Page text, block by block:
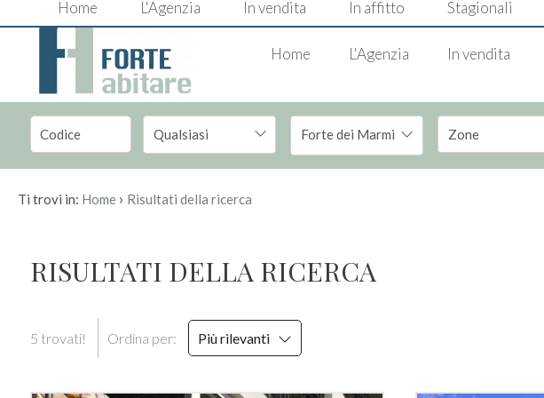
Home L'Agenzia In vendita
Home L'Agenzia In vendita In affitto Stagionali
Qualsiasi Forte dei Marmi
Ti trovi in: Home › Risultati della ricerca
RISULTATI DELLA RICERCA
5 trovati! Ordina per: Più rilevanti
HOME
L'AGENZIA
VENDITA
Contratto
cercare